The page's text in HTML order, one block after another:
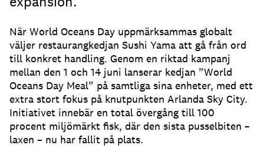
När World Oceans Day uppmärksammas globalt
väljer restaurangkedjan Sushi Yama att gå från ord
till konkret handling. Genom en riktad kampanj
mellan den 1 och 14 juni lanserar kedjan ”World
Oceans Day Meal” på samtliga sina enheter, med ett
extra stort fokus på knutpunkten Arlanda Sky City.
Initiativet innebär en total övergång till 100
procent miljömärkt fisk, där den sista pusselbiten –
laxen – nu har fallit på plats.